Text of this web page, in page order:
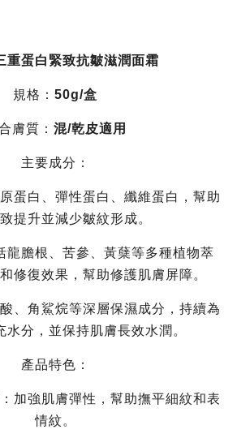
重蛋白緊致抗皺滋潤面霜
規格： 50g/盒
膚質： 混/乾皮適用
主要成分：
原蛋白、彈性蛋白、纖維蛋白，幫助
提升並減少皺紋形成。
龍膽根、苦參、黃蘖等多種植物萃
修復效果，幫助修護肌膚屏障。
酸、角鯊烷等深層保濕成分，持續為
水分，並保持肌膚長效水潤。
產品特色：
：加強肌膚彈性，幫助撫平細紋和表
情紋。